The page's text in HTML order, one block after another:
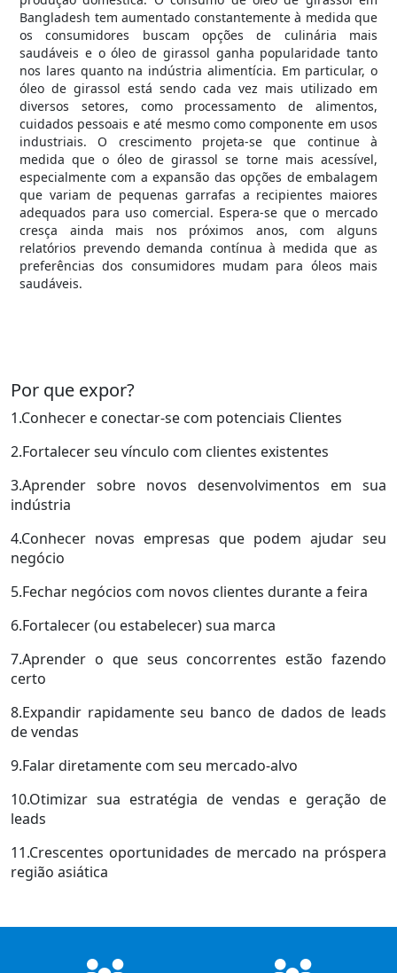
Bangladesh tem aumentado constantemente à medida que
os consumidores buscam opções de culinária mais
saudáveis e o óleo de girassol ganha popularidade tanto
nos lares quanto na indústria alimentícia. Em particular, o
óleo de girassol está sendo cada vez mais utilizado em
diversos setores, como processamento de alimentos,
cuidados pessoais e até mesmo como componente em usos
industriais. O crescimento projeta-se que continue à
medida que o óleo de girassol se torne mais acessível,
especialmente com a expansão das opções de embalagem
que variam de pequenas garrafas a recipientes maiores
adequados para uso comercial. Espera-se que o mercado
cresça ainda mais nos próximos anos, com alguns
relatórios prevendo demanda contínua à medida que as
preferências dos consumidores mudam para óleos mais
saudáveis.
Por que expor?
1.Conhecer e conectar-se com potenciais Clientes
2.Fortalecer seu vínculo com clientes existentes
3.Aprender sobre novos desenvolvimentos em sua
indústria
4.Conhecer novas empresas que podem ajudar seu
negócio
5.Fechar negócios com novos clientes durante a feira
6.Fortalecer (ou estabelecer) sua marca
7.Aprender o que seus concorrentes estão fazendo
certo
8.Expandir rapidamente seu banco de dados de leads
de vendas
9.Falar diretamente com seu mercado-alvo
10.Otimizar sua estratégia de vendas e geração de
leads
11.Crescentes oportunidades de mercado na próspera
região asiática